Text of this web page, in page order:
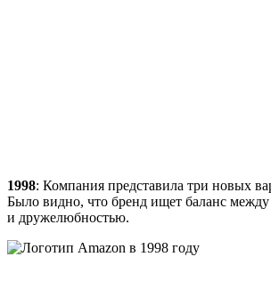
1998: Компания представила три новых
Было видно, что бренд ищет баланс
и дружелюбностью.